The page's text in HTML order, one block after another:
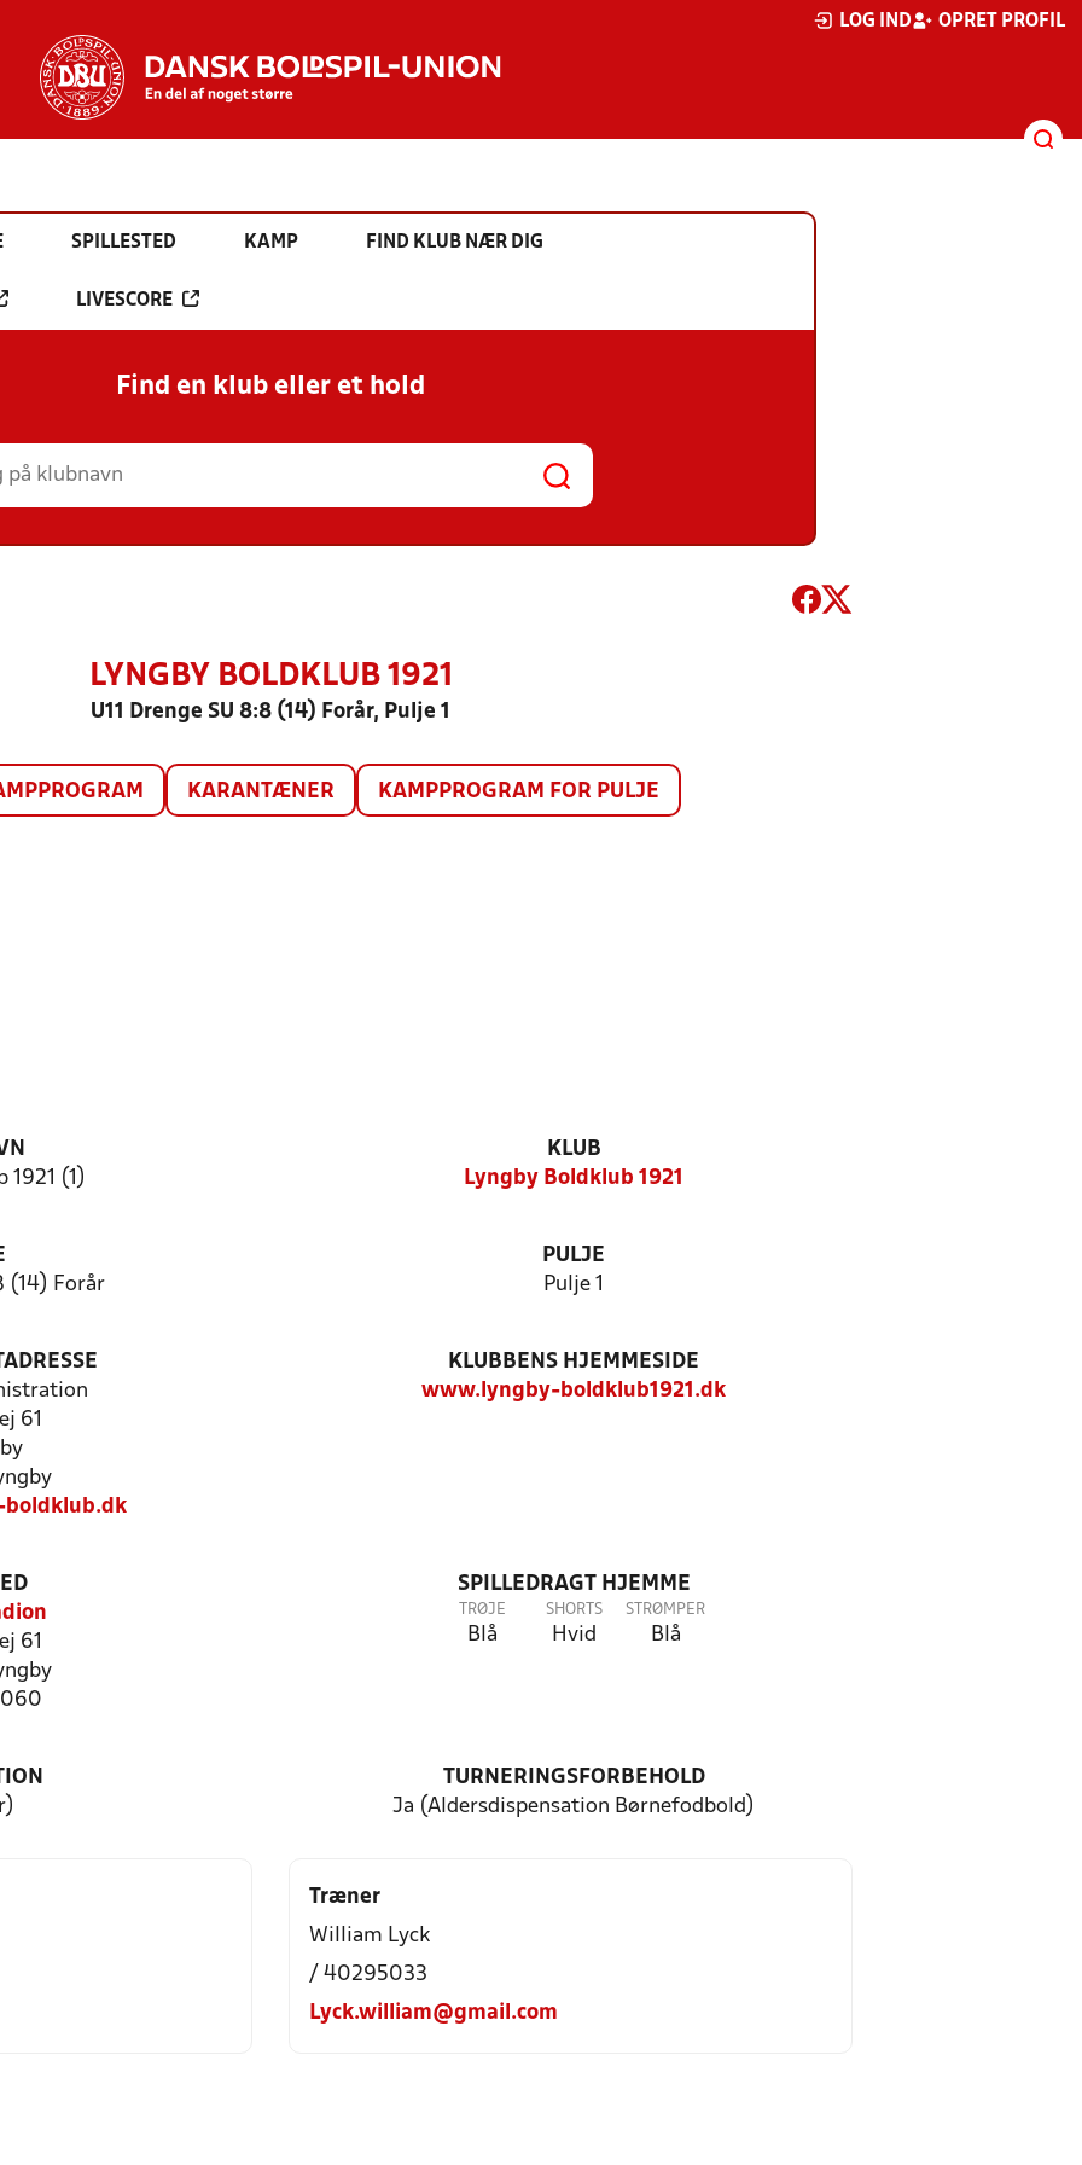
LOG IND OPRET PROFIL
SPILLESTED KAMP FIND KLUB NÆR DIG
LIVESCORE
Find en klub eller et hold
LYNGBY BOLDKLUB 1921
U11 Drenge SU 8:8 (14) Forår, Pulje 1
KARANTÆNER KAMPPROGRAM FOR PULJE
1921 (1)
KLUB
Lyngby Boldklub 1921
(14) Forår
PULJE
Pulje 1
61
boldklub.dk
KLUBBENS HJEMMESIDE
www.lyngby-boldklub1921.dk
61
SPILLEDRAGT HJEMME
TRØJE
Blå
SHORTS
Hvid
STRØMPER
Blå
TURNERINGSFORBEHOLD
Ja (Aldersdispensation Børnefodbold)
Træner
William Lyck
/ 40295033
Lyck.william@gmail.com